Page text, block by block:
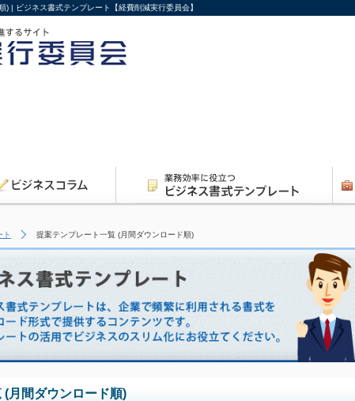
| ビジネス書式テンプレート【経費削減実行委員会】
ト 提案テンプレート一覧 (月間ダウンロード順)
月間ダウンロード順)